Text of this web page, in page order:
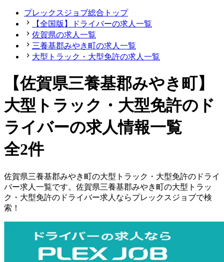
プレックスジョブ総合トップ
【全国版】ドライバーの求人一覧
佐賀県の求人一覧
三養基郡みやき町の求人一覧
大型トラック・大型免許の求人一覧
【佐賀県三養基郡みやき町】
大型トラック・大型免許のド
ライバーの求人情報一覧
全2件
佐賀県三養基郡みやき町の大型トラック・大型免許の ドライ
バー求人一覧です。 佐賀県三養基郡みやき町の大型トラッ
ク・大型免許の ドライバー求人ならプレックスジョブで検
索！